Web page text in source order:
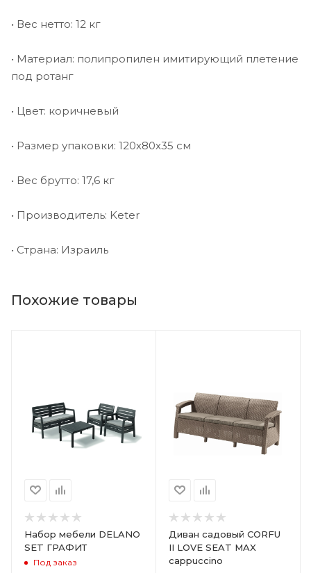
• Вес нетто: 12 кг
• Материал: полипропилен имитирующий плетение
под ротанг
• Цвет: коричневый
• Размер упаковки: 120х80х35 см
• Вес брутто: 17,6 кг
• Производитель: Keter
• Страна: Израиль
Похожие товары
Набор мебели DELANO
SET ГРАФИТ
Под заказ
Диван садовый CORFU
II LOVE SEAT MAX
cappuccino